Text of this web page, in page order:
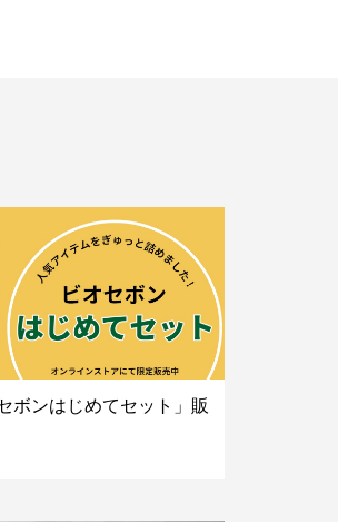
ボンはじめてセット」販